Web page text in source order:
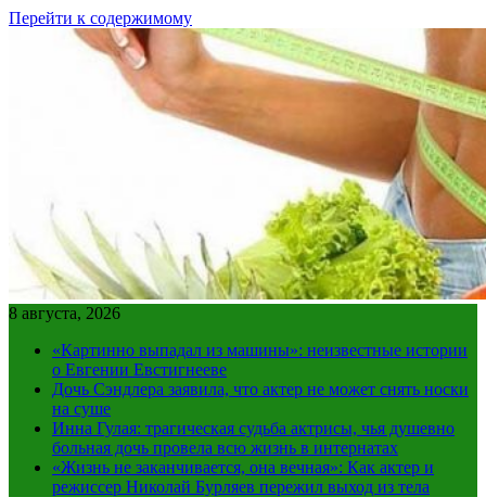
Перейти к содержимому
8 августа, 2026
«Картинно выпадал из машины»: неизвестные истории
о Евгении Евстигнееве
Дочь Сэндлера заявила, что актер не может снять носки
на суше
Инна Гулая: трагическая судьба актрисы, чья душевно
больная дочь провела всю жизнь в интернатах
«Жизнь не заканчивается, она вечная»: Как актер и
режиссер Николай Бурляев пережил выход из тела